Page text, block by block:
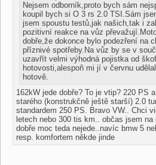
Nejsem odborník,proto bych sám
koupil bych si O 3 rs 2.0 TSI.Sám
jsem spoustu testů,jak našich,tak i
pozitivní reakce na vůz
dobře,že dokonce bylo podezření na
příznivé spotřeby.Na vůz by se v
uzavřít velmi výhodná pojistka od
hotovosti,alespoň mi jí v červnu
hotově.
162kW jede dobře? To je vtip? 220 PS
starého (konstrukčně ještě starší) 2.0
standardem 250 PS. Bravo VW.. Chci
letech nebo 300 tis km.. občas jsem
dobře moc teda nejede..navíc bmw 5
resp. komfortem někde jinde